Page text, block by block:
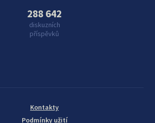
288 642
diskuzních
příspěvků
Kontakty
Podmínky užití